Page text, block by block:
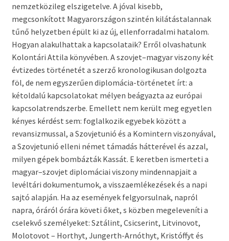
nemzetközileg elszigetelve. A jóval kisebb,
megcsonkított Magyarországon szintén kilátástalannak
tűnő helyzetben épült ki az új, ellenforradalmi hatalom.
Hogyan alakulhattak a kapcsolataik? Erről olvashatunk
Kolontári Attila könyvében. A szovjet–magyar viszony két
évtizedes történetét a szerző kronologikusan dolgozta
föl, de nem egyszerűen diplomácia-történetet írt: a
kétoldalú kapcsolatokat mélyen beágyazta az európai
kapcsolatrendszerbe. Emellett nem került meg egyetlen
kényes kérdést sem: foglalkozik egyebek között a
revansizmussal, a Szovjetunió és a Komintern viszonyával,
a Szovjetunió elleni német támadás hátterével és azzal,
milyen gépek bombázták Kassát. E keretben ismerteti a
magyar–szovjet diplomáciai viszony mindennapjait a
levéltári dokumentumok, a visszaemlékezések és a napi
sajtó alapján. Ha az események felgyorsulnak, napról
napra, óráról órára követi őket, s közben megeleveníti a
cselekvő személyeket: Sztálint, Csicserint, Litvinovot,
Molotovot – Horthyt, Jungerth-Arnóthyt, Kristóffyt és